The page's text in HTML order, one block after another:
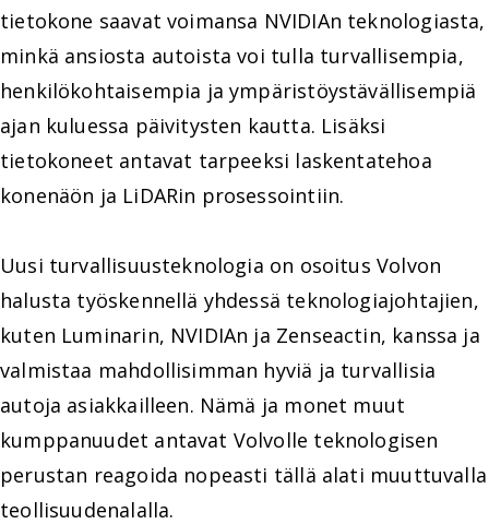
tietokone saavat voimansa NVIDIAn teknologiasta,
minkä ansiosta autoista voi tulla turvallisempia,
henkilökohtaisempia ja ympäristöystävällisempiä
ajan kuluessa päivitysten kautta. Lisäksi
tietokoneet antavat tarpeeksi laskentatehoa
konenäön ja LiDARin prosessointiin.
Uusi turvallisuusteknologia on osoitus Volvon
halusta työskennellä yhdessä teknologiajohtajien,
kuten Luminarin, NVIDIAn ja Zenseactin, kanssa ja
valmistaa mahdollisimman hyviä ja turvallisia
autoja asiakkailleen. Nämä ja monet muut
kumppanuudet antavat Volvolle teknologisen
perustan reagoida nopeasti tällä alati muuttuvalla
teollisuudenalalla.